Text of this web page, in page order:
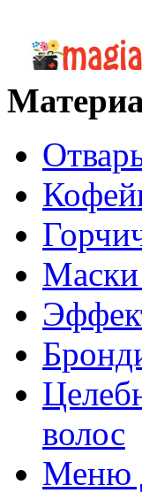
Маски
волос
Меню